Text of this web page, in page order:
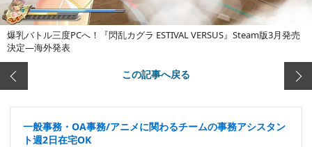
爆乳バトル三度PCへ！『閃乱カグラ ESTIVAL VERSUS』Steam版3月発売
決定―海外発表
この記事へ戻る
一般事務・OA事務/アニメに関わるチームの事務アシスタン
ト週2日在宅OK